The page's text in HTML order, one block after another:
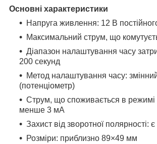
Основні характеристики
Напруга живлення: 12 В
Максимальний струм, що
Діапазон налаштування часу
200 секунд
Метод налаштування часу:
(потенціометр)
Струм, що споживається в режимі
менше 3 мА
Захист від зворотної полярності: є
Розміри: приблизно 89×49 мм